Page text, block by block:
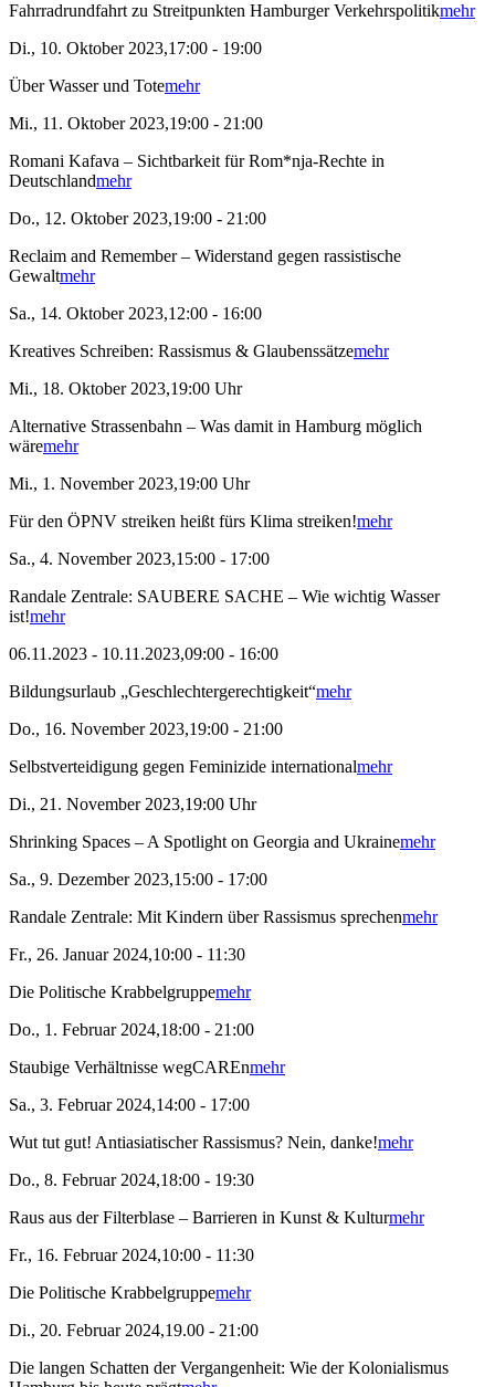
Fahrradrundfahrt zu Streitpunkten Hamburger Verkehrspolitikmehr
Di., 10. Oktober 2023,17:00 - 19:00
Über Wasser und Totemehr
Mi., 11. Oktober 2023,19:00 - 21:00
Romani Kafava – Sichtbarkeit für Rom*nja-Rechte in
Deutschlandmehr
Do., 12. Oktober 2023,19:00 - 21:00
Reclaim and Remember – Widerstand gegen rassistische
Gewaltmehr
Sa., 14. Oktober 2023,12:00 - 16:00
Kreatives Schreiben: Rassismus & Glaubenssätzemehr
Mi., 18. Oktober 2023,19:00 Uhr
Alternative Strassenbahn – Was damit in Hamburg möglich
wäremehr
Mi., 1. November 2023,19:00 Uhr
Für den ÖPNV streiken heißt fürs Klima streiken!mehr
Sa., 4. November 2023,15:00 - 17:00
Randale Zentrale: SAUBERE SACHE – Wie wichtig Wasser
ist!mehr
06.11.2023 - 10.11.2023,09:00 - 16:00
Bildungsurlaub „Geschlechtergerechtigkeit“mehr
Do., 16. November 2023,19:00 - 21:00
Selbstverteidigung gegen Feminizide internationalmehr
Di., 21. November 2023,19:00 Uhr
Shrinking Spaces – A Spotlight on Georgia and Ukrainemehr
Sa., 9. Dezember 2023,15:00 - 17:00
Randale Zentrale: Mit Kindern über Rassismus sprechenmehr
Fr., 26. Januar 2024,10:00 - 11:30
Die Politische Krabbelgruppemehr
Do., 1. Februar 2024,18:00 - 21:00
Staubige Verhältnisse wegCAREnmehr
Sa., 3. Februar 2024,14:00 - 17:00
Wut tut gut! Antiasiatischer Rassismus? Nein, danke!mehr
Do., 8. Februar 2024,18:00 - 19:30
Raus aus der Filterblase – Barrieren in Kunst & Kulturmehr
Fr., 16. Februar 2024,10:00 - 11:30
Die Politische Krabbelgruppemehr
Di., 20. Februar 2024,19.00 - 21:00
Die langen Schatten der Vergangenheit: Wie der Kolonialismus